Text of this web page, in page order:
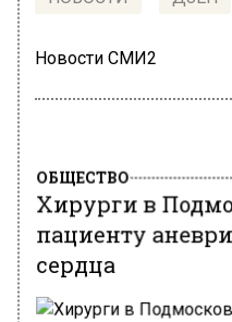
Новости СМИ2
ОБЩЕСТВО
Хирурги в
пациенту
сердца